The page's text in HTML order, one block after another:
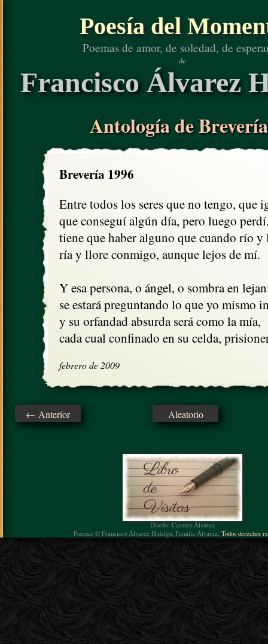
Poesía del
Poemas de amor, de soledad, de
de
Francisco Álvarez
Antología de
Brevería 1996
Entre todos los seres que no tengo, que
que conseguí algún día, pero luego
tiene que haber alguno que cuando río
ría y llore conmigo, aunque lejos de mí.
Y esa persona, o ángel, o sombra en
se estará preguntando lo que yo mismo
y su orfandad absurda será como la mía,
cada cual confinado en su celda,
febrero de 2009
← Anterior Aleatorio
Diseño: Carmen Álvarez
Poemas © Francisco Álvarez Hidalgo, Familia Álvarez. Todos derechos